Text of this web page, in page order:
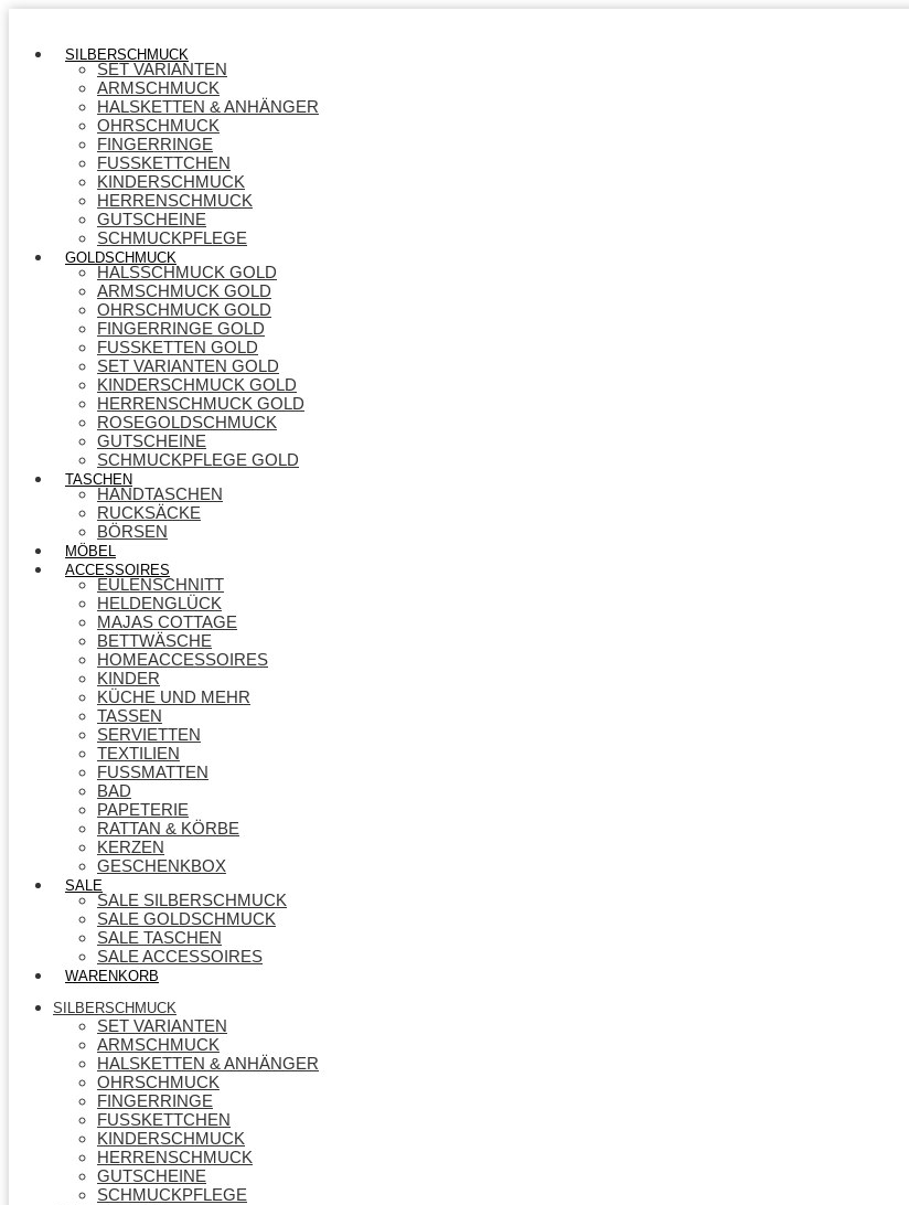
SILBERSCHMUCK
SET VARIANTEN
ARMSCHMUCK
HALSKETTEN & ANHÄNGER
OHRSCHMUCK
FINGERRINGE
FUSSKETTCHEN
KINDERSCHMUCK
HERRENSCHMUCK
GUTSCHEINE
SCHMUCKPFLEGE
GOLDSCHMUCK
HALSSCHMUCK GOLD
ARMSCHMUCK GOLD
OHRSCHMUCK GOLD
FINGERRINGE GOLD
FUSSKETTEN GOLD
SET VARIANTEN GOLD
KINDERSCHMUCK GOLD
HERRENSCHMUCK GOLD
ROSEGOLDSCHMUCK
GUTSCHEINE
SCHMUCKPFLEGE GOLD
TASCHEN
HANDTASCHEN
RUCKSÄCKE
BÖRSEN
MÖBEL
ACCESSOIRES
EULENSCHNITT
HELDENGLÜCK
MAJAS COTTAGE
BETTWÄSCHE
HOMEACCESSOIRES
KINDER
KÜCHE UND MEHR
TASSEN
SERVIETTEN
TEXTILIEN
FUSSMATTEN
BAD
PAPETERIE
RATTAN & KÖRBE
KERZEN
GESCHENKBOX
SALE
SALE SILBERSCHMUCK
SALE GOLDSCHMUCK
SALE TASCHEN
SALE ACCESSOIRES
WARENKORB
SILBERSCHMUCK
SET VARIANTEN
ARMSCHMUCK
HALSKETTEN & ANHÄNGER
OHRSCHMUCK
FINGERRINGE
FUSSKETTCHEN
KINDERSCHMUCK
HERRENSCHMUCK
GUTSCHEINE
SCHMUCKPFLEGE